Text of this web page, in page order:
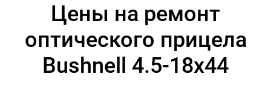
Цены на ремонт
оптического прицела
Bushnell 4.5-18x44